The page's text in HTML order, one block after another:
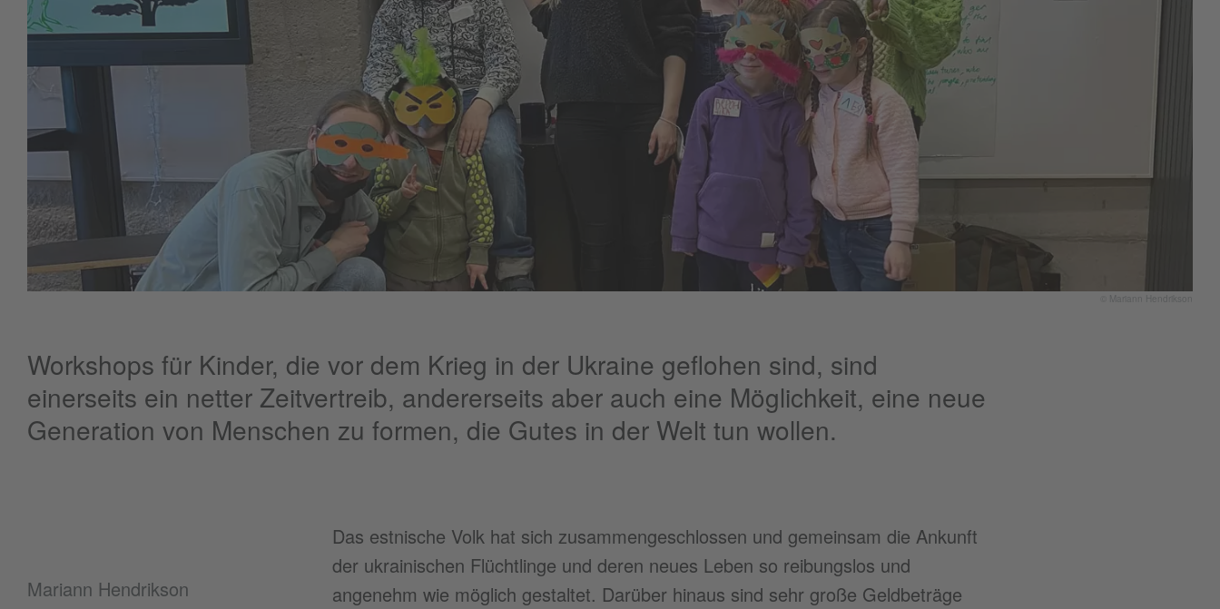
© Mariann Hendrikson
Workshops für Kinder, die vor dem Krieg in der Ukraine geflohen sind, sind
einerseits ein netter Zeitvertreib, andererseits aber auch eine Möglichkeit, eine neue
Generation von Menschen zu formen, die Gutes in der Welt tun wollen.
Mariann Hendrikson
Das estnische Volk hat sich zusammengeschlossen und gemeinsam die Ankunft
der ukrainischen Flüchtlinge und deren neues Leben so reibungslos und
angenehm wie möglich gestaltet. Darüber hinaus sind sehr große Geldbeträge